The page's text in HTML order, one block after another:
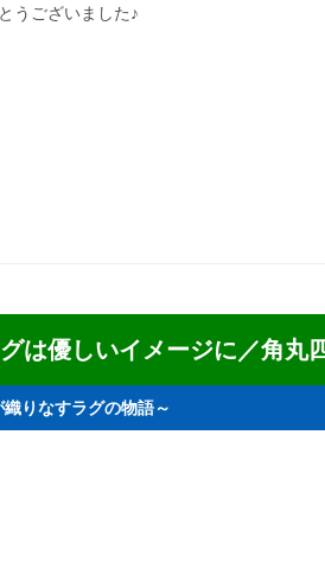
うございました♪
は優しいイメージに／角丸
織りなすラグの物語～